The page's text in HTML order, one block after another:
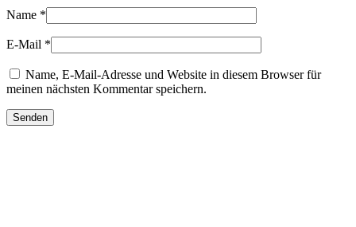
Name *
E-Mail *
Name, E-Mail-Adresse und Website in diesem Browser für
meinen nächsten Kommentar speichern.